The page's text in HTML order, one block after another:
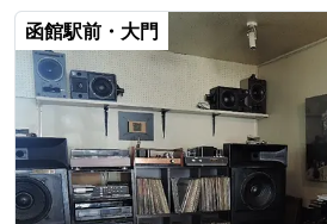
函館駅前・大門